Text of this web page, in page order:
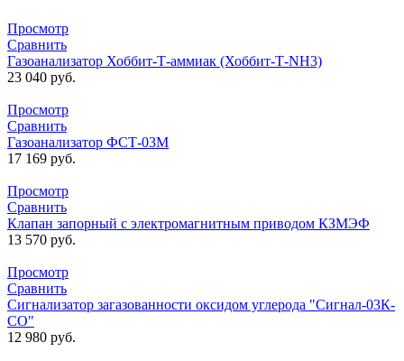
Просмотр
Сравнить
Газоанализатор Хоббит-Т-аммиак (Хоббит-Т-NH3)
23 040 руб.
Просмотр
Сравнить
Газоанализатор ФСТ-03М
17 169 руб.
Просмотр
Сравнить
Клапан запорный с электромагнитным приводом КЗМЭФ
13 570 руб.
Просмотр
Сравнить
Сигнализатор загазованности оксидом углерода "Сигнал-03К-
СО"
12 980 руб.